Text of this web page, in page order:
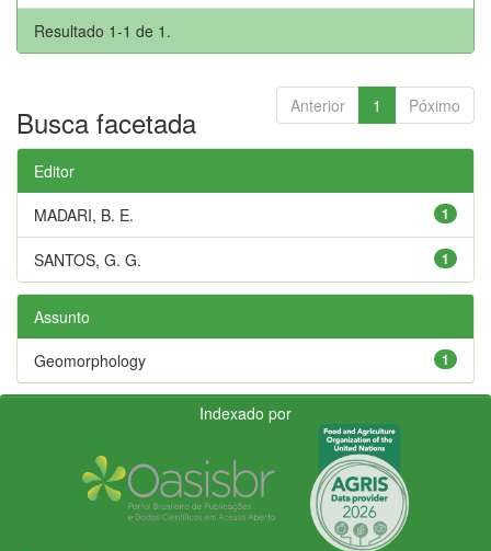
Resultado 1-1 de 1.
Anterior 1 Póximo
Busca facetada
Editor
1
MADARI, B. E.
1
SANTOS, G. G.
Assunto
1
Geomorphology
Indexado por